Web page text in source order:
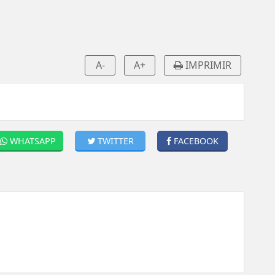
A- A+ IMPRIMIR
FACEBOOK
TWITTER
WHATSAPP